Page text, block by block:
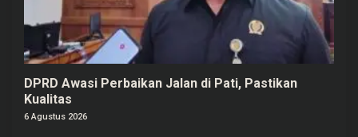
DPRD Awasi Perbaikan Jalan di Pati, Pastikan
Kualitas
6 Agustus 2026